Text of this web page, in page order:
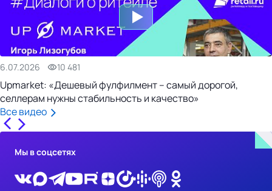
6.07.2026 10 481
Upmarket: «Дешевый фулфилмент – самый дорогой,
селлерам нужны стабильность и качество»
Все видео
Мы в соцсетях